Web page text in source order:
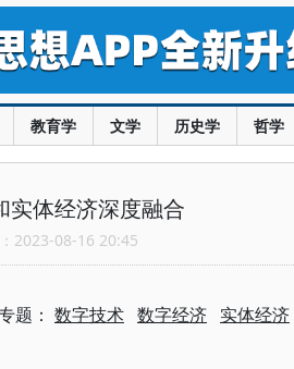
教育学 文学 历史学 哲学
实体经济深度融合
2023-08-16 20:45
题： 数字技术 数字经济 实体经济